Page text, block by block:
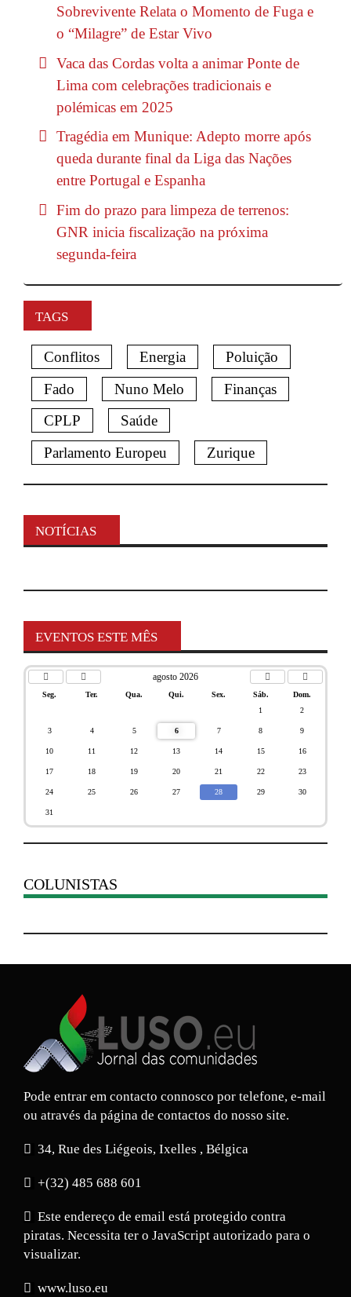
Sobrevivente Relata o Momento de Fuga e
o “Milagre” de Estar Vivo
Vaca das Cordas volta a animar Ponte de
Lima com celebrações tradicionais e
polémicas em 2025
Tragédia em Munique: Adepto morre após
queda durante final da Liga das Nações
entre Portugal e Espanha
Fim do prazo para limpeza de terrenos:
GNR inicia fiscalização na próxima
segunda-feira
TAGS
Conflitos Energia
Poluição
Fado
Nuno Melo
Finanças
CPLP
Saúde
Parlamento Europeu
Zurique
NOTÍCIAS
EVENTOS ESTE MÊS
agosto 2026
Seg. Ter. Qua. Qui. Sex. Sáb.
Dom.
1
2
3 4 5 6 7 8 9
10 11 12 13 14 15 16
17 18 19 20 21 22 23
24 25 26 27 28 29 30
31
COLUNISTAS
Pode entrar em contacto connosco por telefone, e-mail
ou através da página de contactos do nosso site.
34, Rue des Liégeois, Ixelles , Bélgica
+(32) 485 688 601
Este endereço de email está protegido contra
piratas. Necessita ter o JavaScript autorizado para o
visualizar.
www.luso.eu